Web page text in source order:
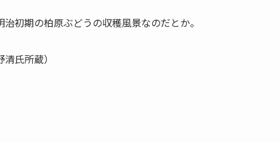
初期の柏原ぶどうの収穫風景なのだとか。
氏所蔵）